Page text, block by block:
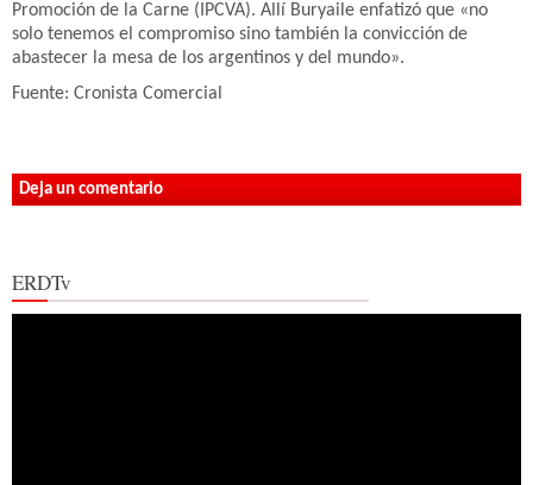
Promoción de la Carne (IPCVA). Allí Buryaile enfatizó que «no
solo tenemos el compromiso sino también la convicción de
abastecer la mesa de los argentinos y del mundo».
Fuente: Cronista Comercial
Deja un comentario
ERDTv